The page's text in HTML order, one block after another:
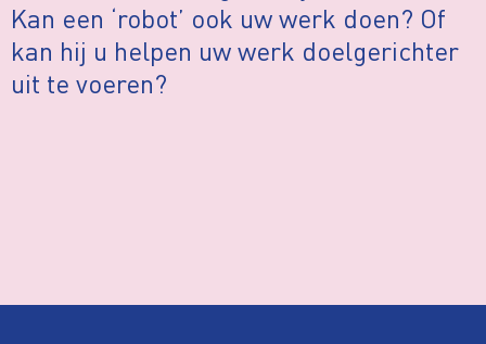
Kan een ‘robot’ ook uw werk doen? Of
kan hij u helpen uw werk doelgerichter
uit te voeren?